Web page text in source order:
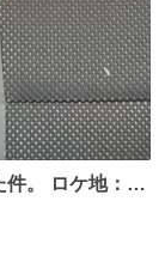
：広